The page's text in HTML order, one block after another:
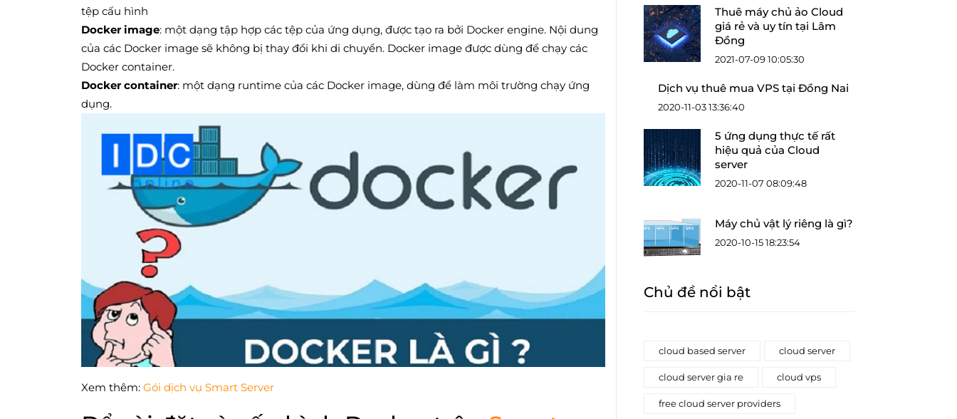
tệp cấu hình
Docker image: một dạng tập hợp các tệp của ứng dụng, được tạo ra bởi Docker engine. Nội dung
của các Docker image sẽ không bị thay đổi khi di chuyển. Docker image được dùng để chạy các
Docker container.
Docker container: một dạng runtime của các Docker image, dùng để làm môi trường chạy ứng
dụng.
Xem thêm: Gói dịch vụ Smart Server
Thuê máy chủ ảo Cloud
giá rẻ và uy tín tại Lâm
Đồng
2021-07-09 10:05:30
Dịch vụ thuê mua VPS tại Đồng Nai
2020-11-03 13:36:40
5 ứng dụng thực tế rất
hiệu quả của Cloud
server
2020-11-07 08:09:48
Máy chủ vật lý riêng là gì?
2020-10-15 18:23:54
Chủ đề nổi bật
cloud based server cloud server
cloud server gia re cloud vps
free cloud server providers